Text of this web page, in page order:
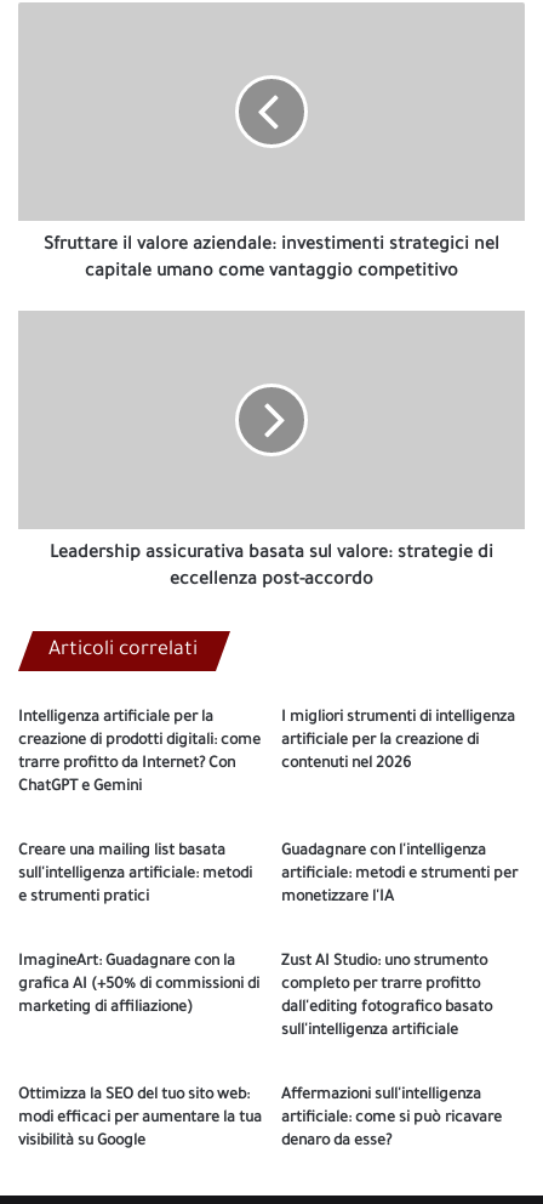
umano
comeSfruttare il valore aziendale: investimenti strategici nel
capitale umano come vantaggio competitivo
post-
accordoLeadership assicurativa basata sul valore: strategie di
eccellenza post-accordo
Articoli correlati
Intelligenza artificiale per la
creazione di prodotti digitali: come
trarre profitto da Internet? Con
ChatGPT e Gemini
I migliori strumenti di intelligenza
artificiale per la creazione di
contenuti nel 2026
Creare una mailing list basata
sull'intelligenza artificiale: metodi
e strumenti pratici
Guadagnare con l'intelligenza
artificiale: metodi e strumenti per
monetizzare l'IA
ImagineArt: Guadagnare con la
grafica AI (+50% di commissioni di
marketing di affiliazione)
Zust AI Studio: uno strumento
completo per trarre profitto
dall'editing fotografico basato
sull'intelligenza artificiale
Ottimizza la SEO del tuo sito web:
modi efficaci per aumentare la tua
visibilità su Google
Affermazioni sull'intelligenza
artificiale: come si può ricavare
denaro da esse?